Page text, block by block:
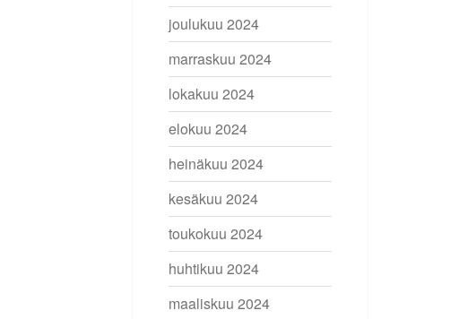
joulukuu 2024
marraskuu 2024
lokakuu 2024
elokuu 2024
heinäkuu 2024
kesäkuu 2024
toukokuu 2024
huhtikuu 2024
maaliskuu 2024